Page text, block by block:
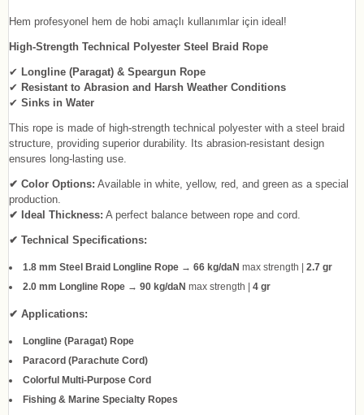
Hem profesyonel hem de hobi amaçlı kullanımlar için ideal!
High-Strength Technical Polyester Steel Braid Rope
✔ Longline (Paragat) & Speargun Rope
✔ Resistant to Abrasion and Harsh Weather Conditions
✔ Sinks in Water
This rope is made of high-strength technical polyester with a steel braid
structure, providing superior durability. Its abrasion-resistant design
ensures long-lasting use.
✔ Color Options: Available in white, yellow, red, and green as a special
production.
✔ Ideal Thickness: A perfect balance between rope and cord.
✔ Technical Specifications:
1.8 mm Steel Braid Longline Rope → 66 kg/daN max strength | 2.7 gr
2.0 mm Longline Rope → 90 kg/daN max strength | 4 gr
✔ Applications:
Longline (Paragat) Rope
Paracord (Parachute Cord)
Colorful Multi-Purpose Cord
Fishing & Marine Specialty Ropes